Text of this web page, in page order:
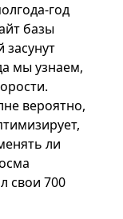
год
базы
мы узнаем,
вероятно,
ли
свои 700